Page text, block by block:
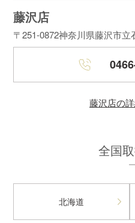
藤沢店
〒251-0872神奈川県藤沢市立
藤沢店の
全国
北海道